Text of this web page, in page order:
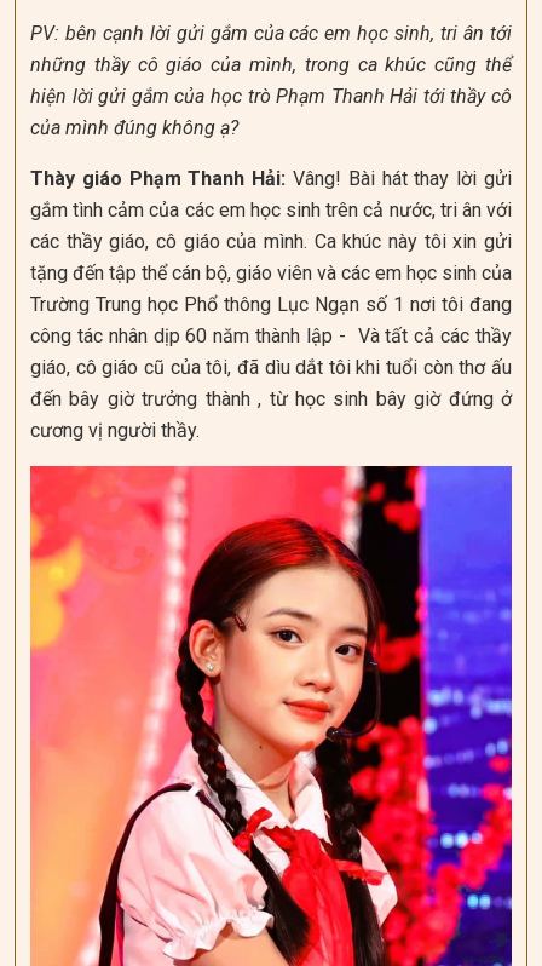
PV: bên cạnh lời gửi gắm của các em học sinh, tri ân tới
những thầy cô giáo của mình, trong ca khúc cũng thể
hiện lời gửi gắm của học trò Phạm Thanh Hải tới thầy cô
của mình đúng không ạ?
Thày giáo Phạm Thanh Hải: Vâng! Bài hát thay lời gửi
gắm tình cảm của các em học sinh trên cả nước, tri ân với
các thầy giáo, cô giáo của mình. Ca khúc này tôi xin gửi
tặng đến tập thể cán bộ, giáo viên và các em học sinh của
Trường Trung học Phổ thông Lục Ngạn số 1 nơi tôi đang
công tác nhân dịp 60 năm thành lập - Và tất cả các thầy
giáo, cô giáo cũ của tôi, đã dìu dắt tôi khi tuổi còn thơ ấu
đến bây giờ trưởng thành , từ học sinh bây giờ đứng ở
cương vị người thầy.